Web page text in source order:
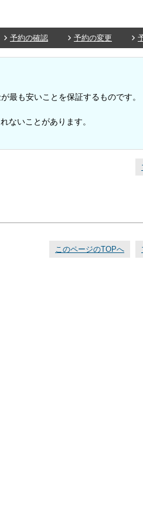
予約の確認 予約の変更
最も安いことを保証するものです。
ないことがあります。
このページのTOPへ